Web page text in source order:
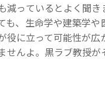
減っているとよく聞
も、生命学や建築学
役に立って可能性が
せんよ。黒ラブ教授